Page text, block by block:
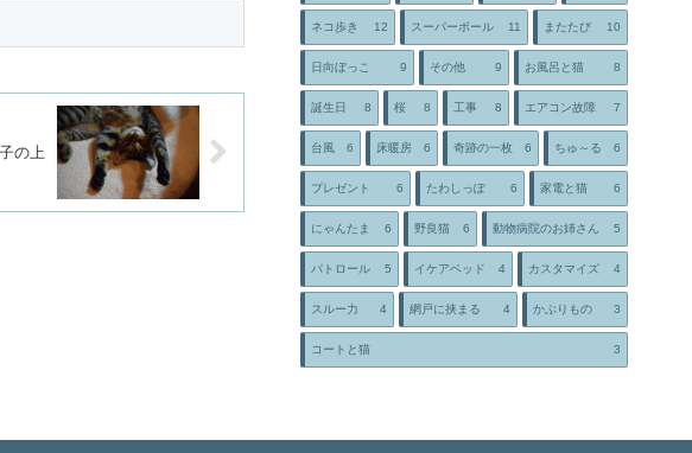
の上
ネコ歩き 12 スーパーボール 11 またたび 10
日向ぼっこ 9 その他 9 お風呂と猫 8
誕生日 8 桜 8 工事 8 エアコン故障 7
台風 6 床暖房 6 奇跡の一枚 6 ちゅ～る 6
プレゼント 6 たわしっぽ 6 家電と猫 6
にゃんたま 6 野良猫 6 動物病院のお姉さん 5
パトロール 5 イケアベッド 4 カスタマイズ 4
スルー力 4 網戸に挟まる 4 かぶりもの 3
コートと猫 3